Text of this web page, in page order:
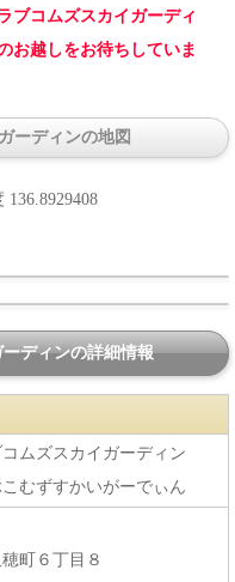
コムズスカイガーディ
越しをお待ちしていま
ーディンの地図
136.8929408
ディンの詳細情報
ムズスカイガーディン
むずすかいがーでぃん
町６丁目８